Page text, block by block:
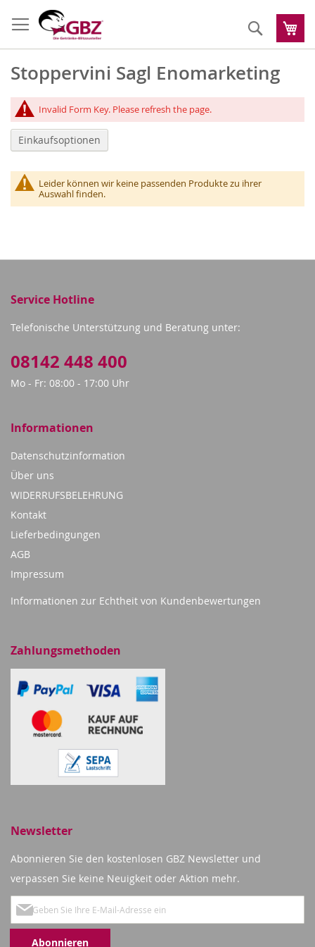
Inhalt
springen
Suche
Stoppervini Sagl Enomarketing
Invalid Form Key. Please refresh the page.
Leider können wir keine passenden Produkte zu ihrer
Auswahl finden.
Einkaufsoptionen
Service Hotline
Telefonische Unterstützung und Beratung unter:
08142 448 400
Mo - Fr: 08:00 - 17:00 Uhr
Informationen
Datenschutzinformation
Über uns
WIDERRUFSBELEHRUNG
Kontakt
Lieferbedingungen
AGB
Impressum
Informationen zur Echtheit von Kundenbewertungen
Zahlungsmethoden
Newsletter
Abonnieren Sie den kostenlosen GBZ Newsletter und
verpassen Sie keine Neuigkeit oder Aktion mehr.
Melden
Sie
Abonnieren